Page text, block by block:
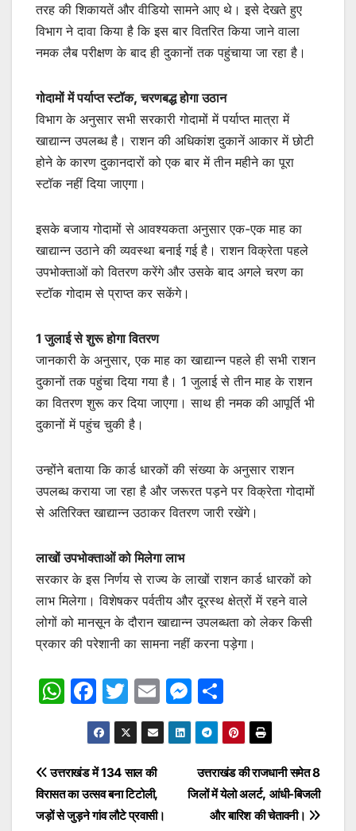
तरह की शिकायतें और वीडियो सामने आए थे। इसे देखते हुए
विभाग ने दावा किया है कि इस बार वितरित किया जाने वाला
नमक लैब परीक्षण के बाद ही दुकानों तक पहुंचाया जा रहा है।
गोदामों में पर्याप्त स्टॉक, चरणबद्ध होगा उठान
विभाग के अनुसार सभी सरकारी गोदामों में पर्याप्त मात्रा में
खाद्यान्न उपलब्ध है। राशन की अधिकांश दुकानें आकार में छोटी
होने के कारण दुकानदारों को एक बार में तीन महीने का पूरा
स्टॉक नहीं दिया जाएगा।
इसके बजाय गोदामों से आवश्यकता अनुसार एक-एक माह का
खाद्यान्न उठाने की व्यवस्था बनाई गई है। राशन विक्रेता पहले
उपभोक्ताओं को वितरण करेंगे और उसके बाद अगले चरण का
स्टॉक गोदाम से प्राप्त कर सकेंगे।
1 जुलाई से शुरू होगा वितरण
जानकारी के अनुसार, एक माह का खाद्यान्न पहले ही सभी राशन
दुकानों तक पहुंचा दिया गया है। 1 जुलाई से तीन माह के राशन
का वितरण शुरू कर दिया जाएगा। साथ ही नमक की आपूर्ति भी
दुकानों में पहुंच चुकी है।
उन्होंने बताया कि कार्ड धारकों की संख्या के अनुसार राशन
उपलब्ध कराया जा रहा है और जरूरत पड़ने पर विक्रेता गोदामों
से अतिरिक्त खाद्यान्न उठाकर वितरण जारी रखेंगे।
लाखों उपभोक्ताओं को मिलेगा लाभ
सरकार के इस निर्णय से राज्य के लाखों राशन कार्ड धारकों को
लाभ मिलेगा। विशेषकर पर्वतीय और दूरस्थ क्षेत्रों में रहने वाले
लोगों को मानसून के दौरान खाद्यान्न उपलब्धता को लेकर किसी
प्रकार की परेशानी का सामना नहीं करना पड़ेगा।
W
s
A
p
F
a
c
e
b
o
T
w
itt
er
E
m
ai
M
e
s
s
e
h
ar
e
Post
navigation
उत्तराखंड की राजधानी समेत 8
जिलों में येलो अलर्ट, आंधी-बिजली
और बारिश की चेतावनी।
उत्तराखंड में 134 साल की
विरासत का उत्सव बना टिटोली,
जड़ों से जुड़ने गांव लौटे प्रवासी।